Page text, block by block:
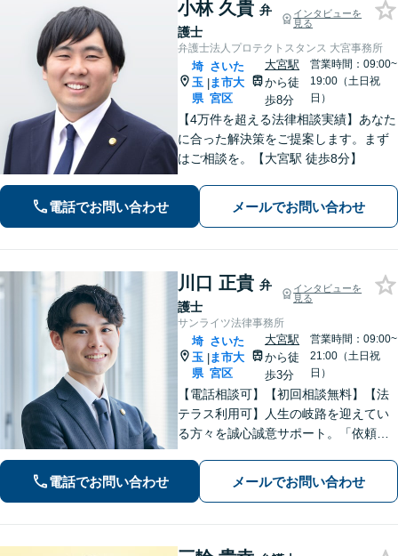
小林 久貴 弁
護士
インタビューを
見る
弁護士法人プロテクトスタンス 大宮事務所
埼
玉
県
|
さいた
ま市大
宮区
大宮駅
から徒
歩8分
営業時間：09:00~
19:00（土日祝
日）
【4万件を超える法律相談実績】あなた
に合った解決策をご提案します。まず
はご相談を。【大宮駅 徒歩8分】
電話でお問い合わせ メールでお問い合わせ
川口 正貴 弁
護士
インタビューを
見る
サンライツ法律事務所
埼
玉
県
|
さいた
ま市大
宮区
大宮駅
から徒
歩3分
営業時間：09:00~
21:00（土日祝
日）
【電話相談可】【初回相談無料】【法
テラス利用可】人生の岐路を迎えてい
る方々を誠心誠意サポート。「依頼者
女問題／借金問題／相続／企業法務／
刑事事件／交通事故／労働問題など、
電話でお問い合わせ メールでお問い合わせ